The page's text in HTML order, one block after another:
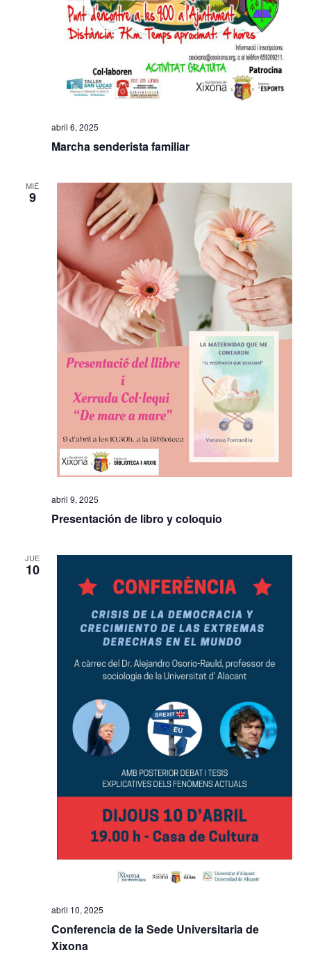
Marcha senderista familiar
abril 6, 2025
MIÉ
9
Presentación de libro y coloquio
abril 9, 2025
JUE
10
Conferencia de la Sede Universitaria de
Xixona
abril 10, 2025